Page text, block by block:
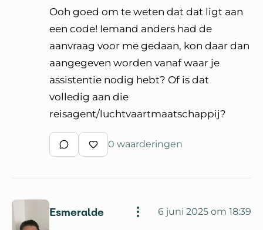
Ooh goed om te weten dat dat ligt aan
een code! Iemand anders had de
aanvraag voor me gedaan, kon daar dan
aangegeven worden vanaf waar je
assistentie nodig hebt? Of is dat
volledig aan die
reisagent/luchtvaartmaatschappij?
Schrijf een reactie
Waardeer reactie
0 waarderingen
Esmeralde 6 juni 2025 om 18:39